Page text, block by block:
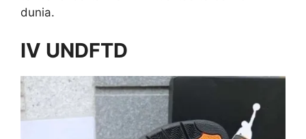
dunia.
IV UNDFTD